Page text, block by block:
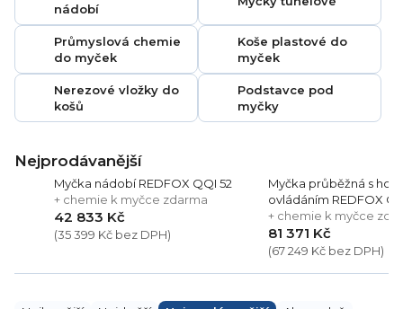
nádobí
Průmyslová chemie
do myček
Koše plastové do
myček
Nerezové vložky do
košů
Podstavce pod
myčky
Nejprodávanější
Myčka nádobí REDFOX QQI 52
+ chemie k myčce zdarma
42 833 Kč
(35 399 Kč bez DPH)
Myčka průběžná s
ovládáním REDFOX
+ chemie k myčce
81 371 Kč
(67 249 Kč bez DPH)